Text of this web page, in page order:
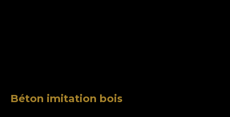
Béton imitation bois